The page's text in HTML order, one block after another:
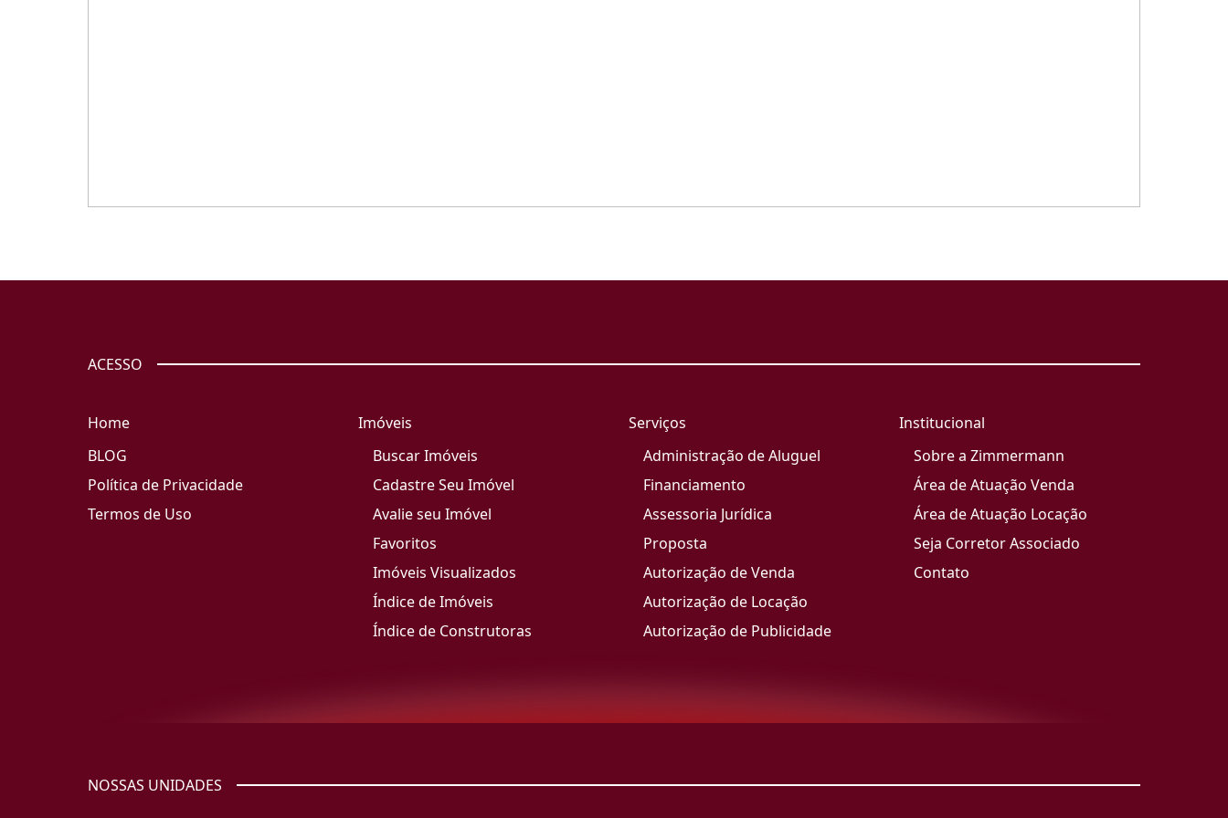
ACESSO
Home
BLOG
Política de Privacidade
Termos de Uso
Imóveis
Buscar Imóveis
Cadastre Seu Imóvel
Avalie seu Imóvel
Favoritos
Imóveis Visualizados
Índice de Imóveis
Índice de Construtoras
Serviços
Administração de Aluguel
Financiamento
Assessoria Jurídica
Proposta
Autorização de Venda
Autorização de Locação
Autorização de Publicidade
Institucional
Sobre a Zimmermann
Área de Atuação Venda
Área de Atuação Locação
Seja Corretor Associado
Contato
NOSSAS UNIDADES